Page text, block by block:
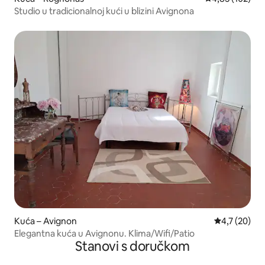
Studio u tradicionalnoj kući u blizini Avignona
Kuća – Avignon Prosječna
4,7 (20)
Elegantna kuća u Avignonu. Klima/Wifi/Patio
Stanovi s doručkom